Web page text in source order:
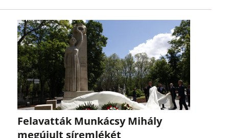
Felavatták Munkácsy Mihály
megújult síremlékét